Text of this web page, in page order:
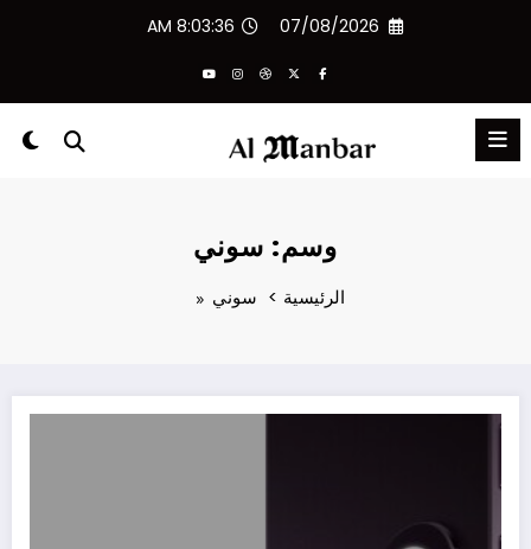
07/08/2026
8:03:36 AM
وسم: سوني
الرئيسية سوني